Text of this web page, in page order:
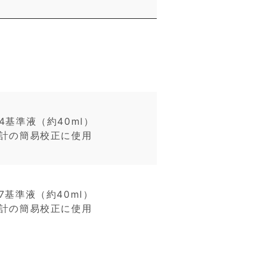
準液（約40ml）
の簡易校正に使用
準液（約40ml）
の簡易校正に使用